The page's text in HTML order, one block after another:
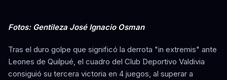
Fotos: Gentileza José Ignacio Osman
Tras el duro golpe que significó la derrota "in extremis" ante
Leones de Quilpué, el cuadro del Club Deportivo Valdivia
consiguió su tercera victoria en 4 juegos, al superar a